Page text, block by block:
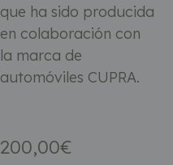
que ha sido producida
en colaboración con
la marca de
automóviles CUPRA.
200,00€